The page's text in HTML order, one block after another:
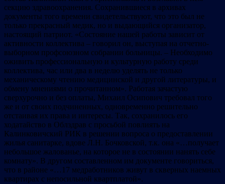
секцию здравоохранения. Сохранившиеся в архивах
документы того времени свидетельствуют, что это был не
только прекрасный медик, но и выдающийся организатор,
настоящий патриот. «Состояние нашей работы зависит от
активности коллектива – говорил он, выступая на отчетно-
выборном профсоюзном собрании больницы. – Необходимо
оживить профессиональную и культурную работу среди
коллектива, час или два в неделю уделять не только
механическому чтению медицинской и другой литературы, и
обмену мнениями о прочитанном». Работая зачастую
сверхурочно и без оплаты, Михаил Осипович требовал того
же и от своих подчиненных, одновременно решительно
отстаивая их права и интересы. Так, сохранилось его
ходатайство в Облздрав с просьбой повлиять на
Калинковичский РИК в решении вопроса о предоставлении
жилья санитарке, вдове Л.Н. Бочковской, т.к. она «…получает
небольшое жалованье, на которое не в состоянии нанять себе
комнату». В другом составленном им документе говориться,
что в районе «…17 медработников живут в скверных наемных
квартирах с непосильной квартплатой».